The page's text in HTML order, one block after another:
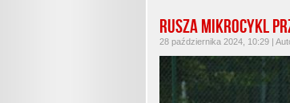
Rusza mikrocykl
28 października 2024, 10:29 |